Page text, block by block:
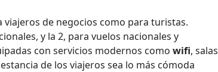
de negocios como para turistas.
y la 2, para vuelos nacionales y
con servicios modernos como wifi, salas
de los viajeros sea lo más cómoda